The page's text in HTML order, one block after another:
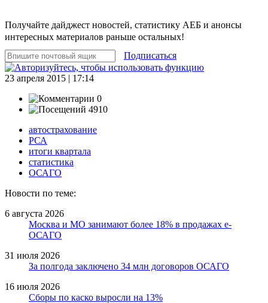
Получайте дайджест новостей, статистику АЕБ и анонсы
интересных материалов раньше остальных!
Подписаться
23 апреля 2015 | 17:14
0
4910
автострахование
РСА
итоги квартала
статистика
ОСАГО
Новости по теме:
6 августа 2026
Москва и МО занимают более 18% в продажах е-
ОСАГО
31 июля 2026
За полгода заключено 34 млн договоров ОСАГО
16 июля 2026
Сборы по каско выросли на 13%